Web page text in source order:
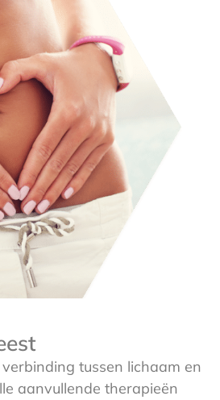
tussen lichaam en
aanvullende therapieën